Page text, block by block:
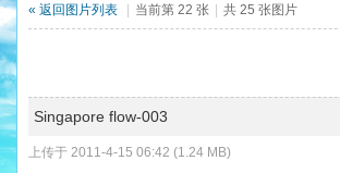
« 返回图片列表 当前第 22 张 共 25 张图片
Singapore flow-003
上传于 2011-4-15 06:42 (1.24 MB)